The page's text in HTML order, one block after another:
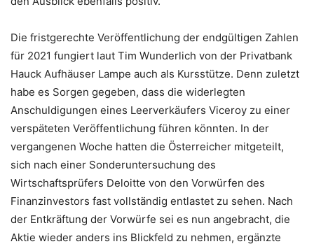
Die fristgerechte Veröffentlichung der endgültigen Zahlen
für 2021 fungiert laut Tim Wunderlich von der Privatbank
Hauck Aufhäuser Lampe auch als Kursstütze. Denn zuletzt
habe es Sorgen gegeben, dass die widerlegten
Anschuldigungen eines Leerverkäufers Viceroy zu einer
verspäteten Veröffentlichung führen könnten. In der
vergangenen Woche hatten die Österreicher mitgeteilt,
sich nach einer Sonderuntersuchung des
Wirtschaftsprüfers Deloitte von den Vorwürfen des
Finanzinvestors fast vollständig entlastet zu sehen. Nach
der Entkräftung der Vorwürfe sei es nun angebracht, die
Aktie wieder anders ins Blickfeld zu nehmen, ergänzte